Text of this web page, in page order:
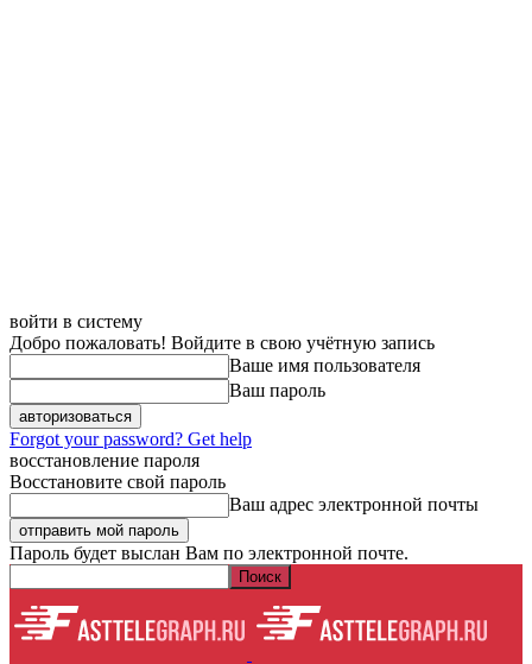
войти в систему
Добро пожаловать! Войдите в свою учётную запись
Ваше имя пользователя
Ваш пароль
Forgot your password? Get help
восстановление пароля
Восстановите свой пароль
Ваш адрес электронной почты
Пароль будет выслан Вам по электронной почте.